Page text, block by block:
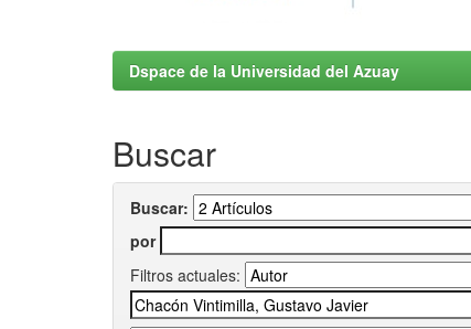
Dspace de la Universidad del Azuay
Buscar
Buscar:
por
Filtros actuales: